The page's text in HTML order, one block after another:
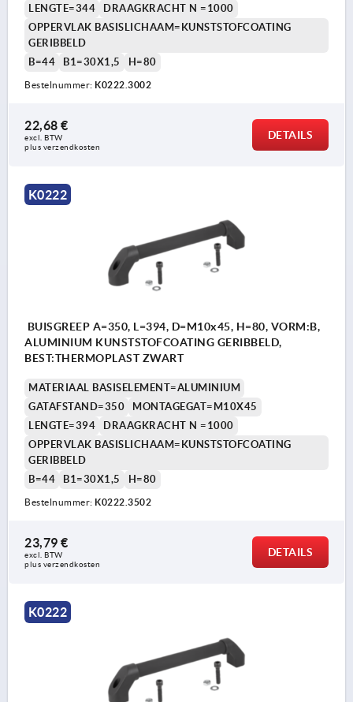
LENGTE=344
DRAAGKRACHT N =1000
OPPERVLAK BASISLICHAAM=KUNSTSTOFCOATING
GERIBBELD
B=44
B1=30X1,5 H=80
Bestelnummer: K0222.3002
22,68 €
excl. BTW
plus verzendkosten
DETAILS
K0222
BUISGREEP A=350, L=394, D=M10x45, H=80, VORM:B,
ALUMINIUM KUNSTSTOFCOATING GERIBBELD,
BEST:THERMOPLAST ZWART
MATERIAAL BASISELEMENT=ALUMINIUM
GATAFSTAND=350
MONTAGEGAT=M10X45
LENGTE=394
DRAAGKRACHT N =1000
OPPERVLAK BASISLICHAAM=KUNSTSTOFCOATING
GERIBBELD
B=44
B1=30X1,5 H=80
Bestelnummer: K0222.3502
23,79 €
excl. BTW
plus verzendkosten
DETAILS
K0222